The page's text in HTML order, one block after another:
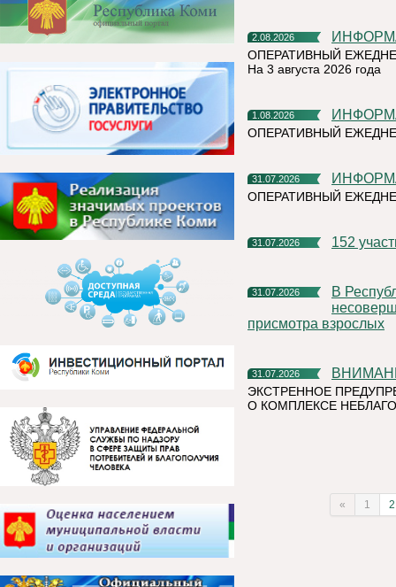
2.08.2026
ОПЕРАТИВНЫЙ
На 3 августа 2026 года
1.08.2026
ОПЕРАТИВНЫЙ
31.07.2026
ОПЕРАТИВНЫЙ
31.07.2026 152
31.07.2026
В Республике Коми участились случаи нахождения и купания
присмотра взрослых
31.07.2026
ЭКСТРЕННОЕ
О КОМПЛЕКСЕ
« 1 2